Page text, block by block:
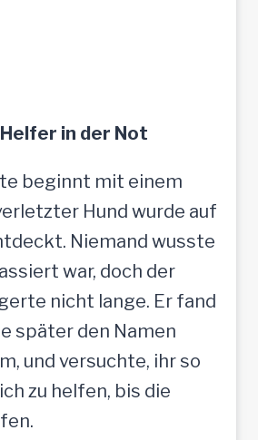
in der Not
beginnt mit einem
Hund wurde auf
Niemand wusste
war, doch der
nicht lange. Er fand
später den Namen
und versuchte, ihr so
zu helfen, bis die